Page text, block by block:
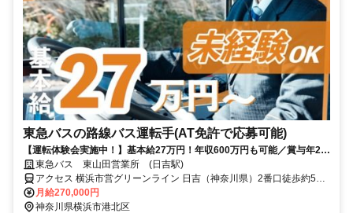
東急バスの路線バス運転手(AT免許で応募可能)
【運転体験会実施中！】基本給27万円！年収600万円も可能／賞与年2回
／完週休2日/住宅手当/ 寮・社宅あり！
東急バス 東山田営業所 (日吉駅)
アクセス 横浜市営グリーンライン 日吉（神奈川県）2番口徒歩約5
分、東急新横浜線 日吉（神奈川県）2番口徒歩約5分、東急目黒線 日
吉（神奈川県）2番口徒歩約5分
月給270,000円
神奈川県横浜市港北区